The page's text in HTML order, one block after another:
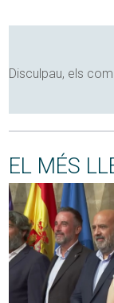
Disculpau, els
EL MÉS